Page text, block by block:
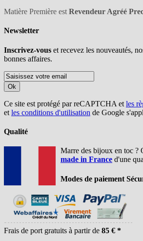
Matière Première est Revendeur Agréé
Newsletter
Inscrivez-vous et recevez les nouveautés,
bonnes affaires.
Ok
Ce site est protégé par reCAPTCHA et les
et les conditions d'utilisation de Google
Qualité
Marre des bijoux en toc ?
made in France d'une
Modes de paiement
Frais de port gratuits à partir de 85 € *